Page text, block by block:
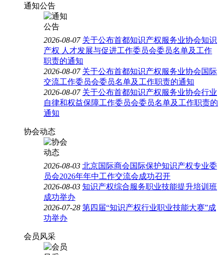
通知公告
2026-08-07 关于公布首都知识产权服务业协会知识
产权 人才发展与促进工作委员会委员名单及工作
职责的通知
2026-08-07 关于公布首都知识产权服务业协会国际
交流工作委员会委员名单及工作职责的通知
2026-08-07 关于公布首都知识产权服务业协会行业
自律和权益保障工作委员会委员名单及工作职责的
通知
协会动态
2026-08-03 北京国际商会国际保护知识产权专业委
员会2026年年中工作交流会成功召开
2026-08-03 知识产权综合服务职业技能提升培训班
成功举办
2026-07-28 第四届“知识产权行业职业技能大赛”成
功举办
会员风采